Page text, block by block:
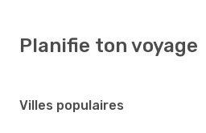
Planifie ton voyage
Villes populaires